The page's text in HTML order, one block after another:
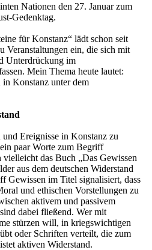
Nationen den 27. Januar zum
Gedenktag.
für Konstanz“ lädt schon seit
Veranstaltungen ein, die sich mit
Unterdrückung im
Mein Thema heute lautet:
in Konstanz unter dem
Ereignisse in Konstanz zu
paar Worte zum Begriff
vielleicht das Buch „Das Gewissen
aus dem deutschen Widerstand
Gewissen im Titel signalisiert, dass
und ethischen Vorstellungen zu
aktivem und passivem
dabei fließend. Wer mit
stürzen will, in kriegswichti­gen
oder Schriften verteilt, die zum
aktiven Widerstand.